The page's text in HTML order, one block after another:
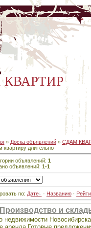
» Доска объявлений » СДАМ
квартиру длительно
объявлений: 1
объявлений: 1-1
по: Дате · Названию ·
Производство и
недвижимости